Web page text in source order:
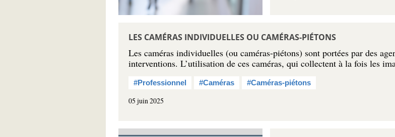
LES CAMÉRAS INDIVIDUELLES OU CAMÉRAS-PIÉTONS
Les caméras individuelles (ou caméras-piétons) sont portées par des
interventions. L’utilisation de ces caméras, qui collectent à la fois les
#Professionnel #Caméras #Caméras-piétons
05 juin 2025